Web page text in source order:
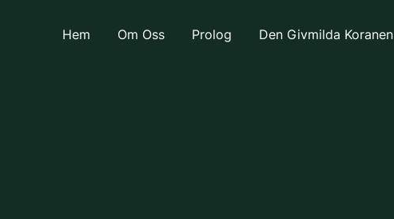
Hem Om Oss Prolog Den Givmilda Koranen